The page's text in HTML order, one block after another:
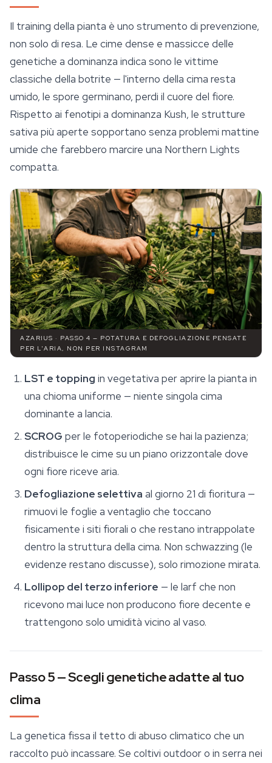
Il training della pianta è uno strumento di prevenzione,
non solo di resa. Le cime dense e massicce delle
genetiche a dominanza indica sono le vittime
classiche della botrite — l'interno della cima resta
umido, le spore germinano, perdi il cuore del fiore.
Rispetto ai fenotipi a dominanza Kush, le strutture
sativa più aperte sopportano senza problemi mattine
umide che farebbero marcire una Northern Lights
compatta.
AZARIUS · PASSO 4 — POTATURA E DEFOGLIAZIONE PENSATE
PER L'ARIA, NON PER INSTAGRAM
LST e topping in vegetativa per aprire la pianta in
una chioma uniforme — niente singola cima
dominante a lancia.
SCROG per le fotoperiodiche se hai la pazienza;
distribuisce le cime su un piano orizzontale dove
ogni fiore riceve aria.
Defogliazione selettiva al giorno 21 di fioritura —
rimuovi le foglie a ventaglio che toccano
fisicamente i siti fiorali o che restano intrappolate
dentro la struttura della cima. Non schwazzing (le
evidenze restano discusse), solo rimozione mirata.
Lollipop del terzo inferiore — le larf che non
ricevono mai luce non producono fiore decente e
trattengono solo umidità vicino al vaso.
Passo 5 — Scegli genetiche adatte al tuo
clima
La genetica fissa il tetto di abuso climatico che un
raccolto può incassare. Se coltivi outdoor o in serra nei